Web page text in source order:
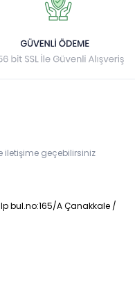
iletişime geçebilirsiniz
bul.no:165/A Çanakkale /